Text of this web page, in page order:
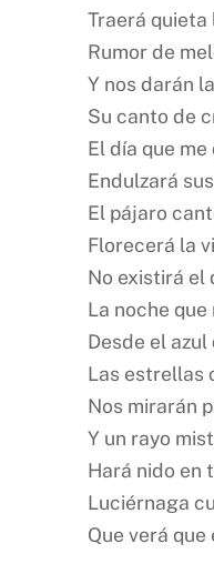
Traerá quieta
Rumor de
Y nos darán
Su canto de
El día que me
Endulzará
El pájaro
Florecerá la
No existirá el
La noche que
Desde el
Las estrellas
Nos mirarán
Y un rayo
Hará nido en
Luciérnaga
Que verá